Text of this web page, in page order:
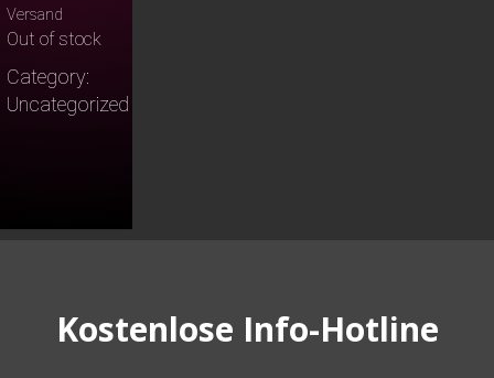
Versand
Out of stock
Category:
Uncategorized
Kostenlose Info-Hotline